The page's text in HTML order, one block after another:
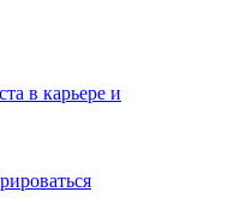
в карьере и